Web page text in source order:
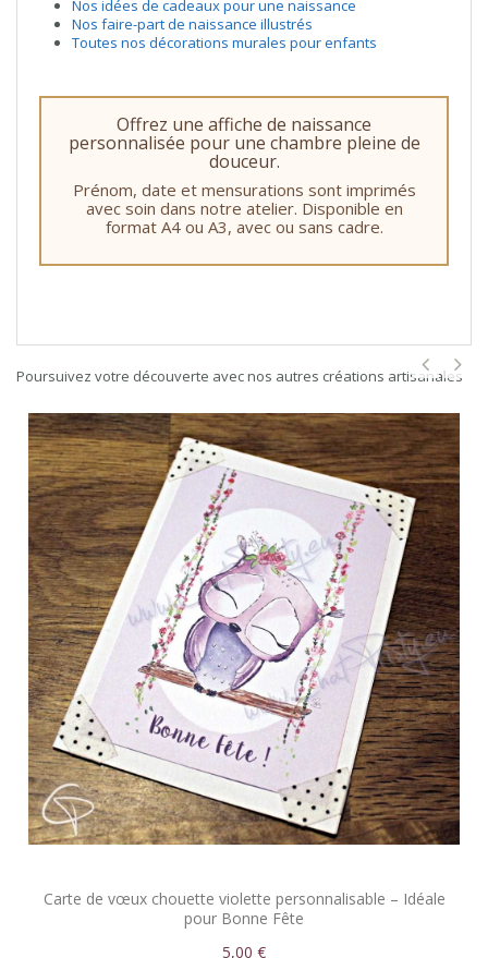
Nos idées de cadeaux pour une naissance
Nos faire-part de naissance illustrés
Toutes nos décorations murales pour enfants
Offrez une affiche de naissance
personnalisée pour une chambre pleine de
douceur.
Prénom, date et mensurations sont imprimés
avec soin dans notre atelier. Disponible en
format A4 ou A3, avec ou sans cadre.
Poursuivez votre découverte avec nos autres créations artisanales
Carte de vœux chouette violette personnalisable – Idéale
pour Bonne Fête
5,00 €